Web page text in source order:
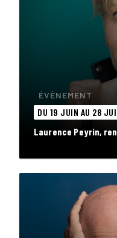
ÉVÈNEMENT
DU 19 JUIN AU 28
Laurence Peyrin,